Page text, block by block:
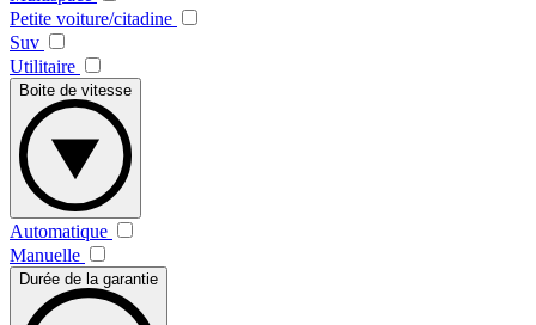
Petite voiture/citadine
Suv
Utilitaire
Boite de vitesse
Automatique
Manuelle
Durée de la garantie